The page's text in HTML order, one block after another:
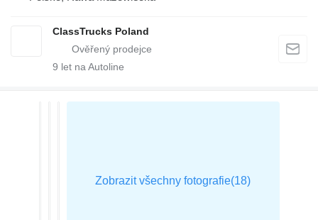
ClassTrucks Poland
9 let na Autoline